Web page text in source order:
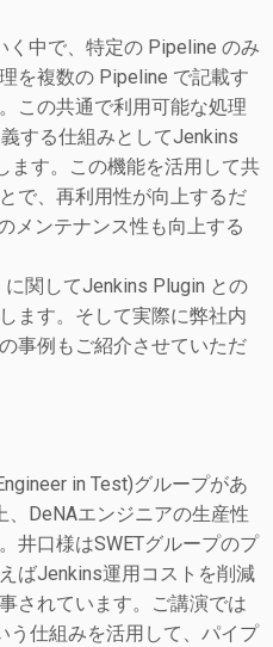
中で、特定の Pipeline のみ
を複数の Pipeline で記載す
この共通で利用可能な処理
する仕組みとしてJenkins
ます。この機能を活用して共
で、再利用性が向上するだ
メンテナンス性も向上する
関してJenkins Plugin との
ます。そして実際に弊社内
事例もご紹介させていただ
in Test)グループがあ
、DeNAエンジニアの生産性
井口様はSWETグループのプ
ばJenkins運用コストを削減
されています。ご講演では
う仕組みを活用して、パイプ